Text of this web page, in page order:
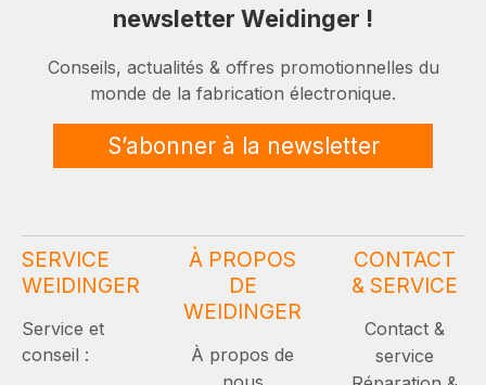
newsletter Weidinger !
Conseils, actualités & offres promotionnelles du
monde de la fabrication électronique.
S’abonner à la newsletter
SERVICE
WEIDINGER
Service et
conseil :
À PROPOS
DE
WEIDINGER
À propos de
CONTACT
& SERVICE
Contact &
service